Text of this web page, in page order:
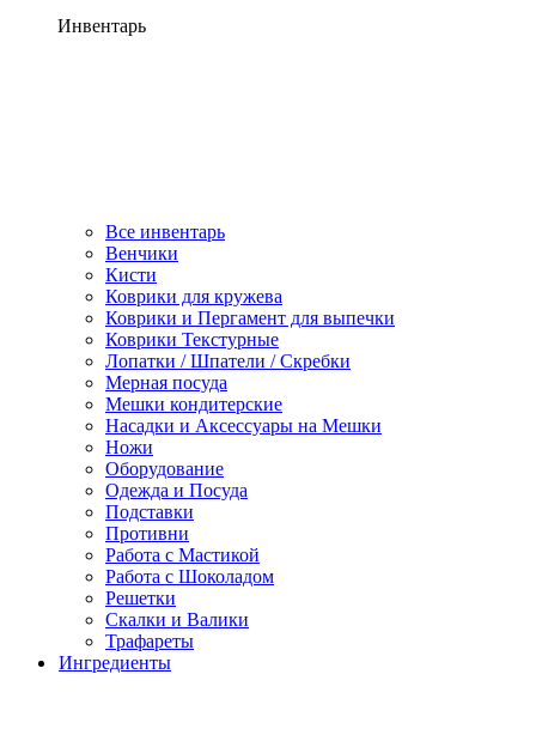
Инвентарь
Все инвентарь
Венчики
Кисти
Коврики для кружева
Коврики и Пергамент для выпечки
Коврики Текстурные
Лопатки / Шпатели / Скребки
Мерная посуда
Мешки кондитерские
Насадки и Аксессуары на Мешки
Ножи
Оборудование
Одежда и Посуда
Подставки
Противни
Работа с Мастикой
Работа с Шоколадом
Решетки
Скалки и Валики
Трафареты
Ингредиенты